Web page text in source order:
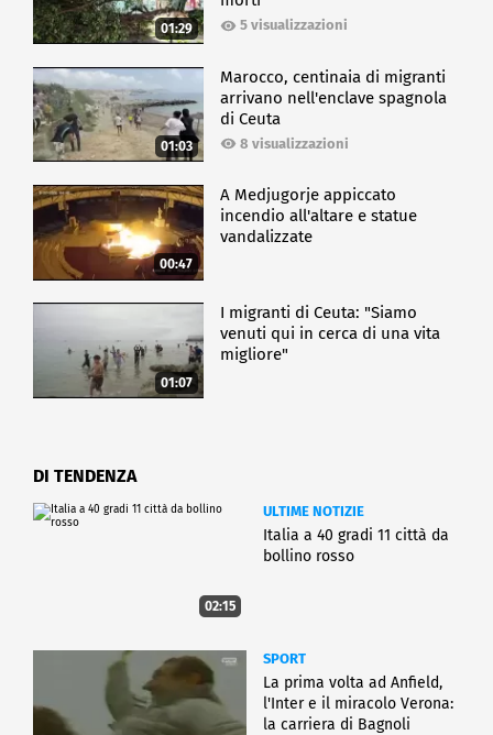
01:29 5 visualizzazioni
01:03
Marocco, centinaia di migranti
arrivano nell'enclave spagnola
di Ceuta
8 visualizzazioni
00:47
A Medjugorje appiccato
incendio all'altare e statue
vandalizzate
01:07
I migranti di Ceuta: "Siamo
venuti qui in cerca di una vita
migliore"
DI TENDENZA
02:15
ULTIME NOTIZIE
Italia a 40 gradi 11 città da
bollino rosso
SPORT
La prima volta ad Anfield,
l'Inter e il miracolo Verona:
la carriera di Bagnoli